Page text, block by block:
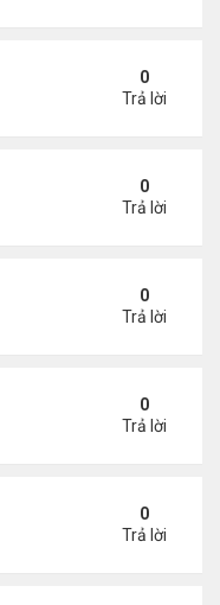
Kiến Hoa
0
Trả lời
ôm người cũ của vợ
0
Trả lời
Linh viếng vợ cũ ..
0
Trả lời
đuối bạn trai trên du
0
Trả lời
càng điển trai
0
Trả lời